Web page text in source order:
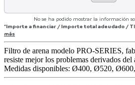
No se ha podido mostrar la información
*Importe a financiar / Importe total adeudado /
más
Filtro de arena modelo PRO-SERIES,
resiste mejor los problemas derivados
Medidas disponibles: Ø400, Ø520,